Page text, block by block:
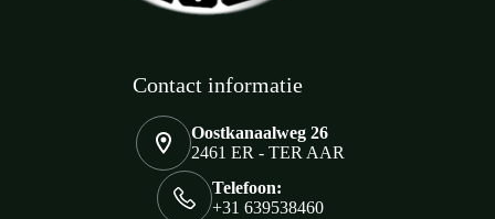
Contact informatie
Oostkanaalweg 26
2461 ER - TER AAR
Telefoon:
+31 639538460